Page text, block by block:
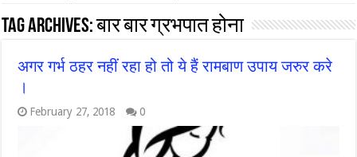
Tag Archives:बार बार ग्रभपात होना
अगर गर्भ ठहर नहीं रहा हो तो ये हैं रामबाण उपाय जरुर करे
।
February 27, 2018 0